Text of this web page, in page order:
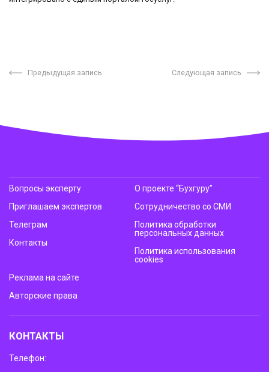
Предыдущая запись Следующая запись
Вопросы эксперту
Приглашаем экспертов
Телеграм
Контакты
О проекте “Бухгуру”
Сотрудничество со СМИ
Политика обработки
персональных данных
Политика использования
cookies
Реклама на сайте
Авторские права
КОНТАКТЫ
Телефон: